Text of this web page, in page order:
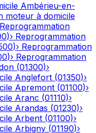
Ambérieu-en-
moteur à domicile
Reprogrammation
)› Reprogrammation
)› Reprogrammation
)› Reprogrammation
(01300)›
Anglefort (01350)›
Apremont (01100)›
Aranc (01110)›
Arandas (01230)›
Arbent (01100)›
Arbigny (01190)›